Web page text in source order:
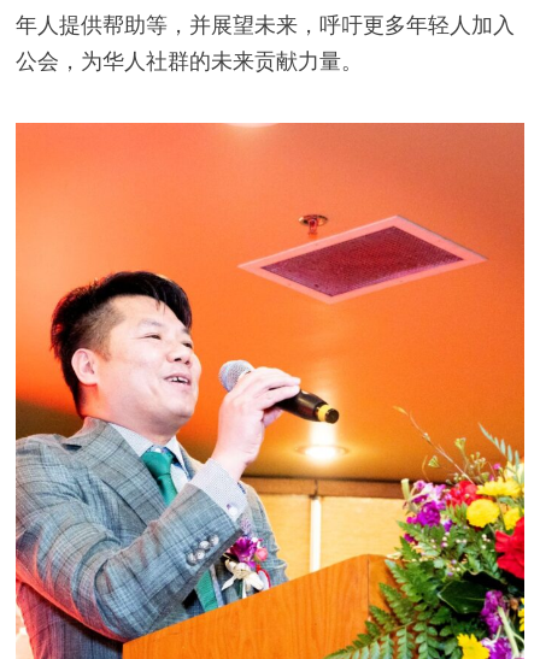
年人提供帮助等，并展望未来，呼吁更多年轻人加入
公会，为华人社群的未来贡献力量。